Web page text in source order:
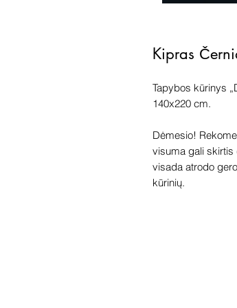
Kipras
Tapybos kūrinys
140x220 cm.
Dėmesio!
visuma gali
visada atrodo
kūrinių.